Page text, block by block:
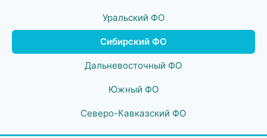
Уральский ФО
Сибирский ФО
Дальневосточный ФО
Южный ФО
Северо-Кавказский ФО